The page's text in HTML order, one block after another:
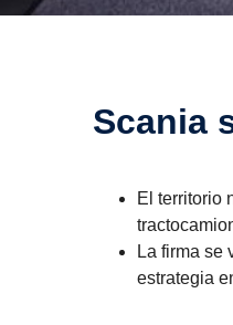
El territorio
La firma se
estrategia